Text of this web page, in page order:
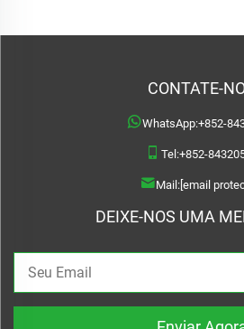
CONTATE-
WhatsApp:+852-
Tel:+852-
Mail:[email
DEIXE-NOS UMA